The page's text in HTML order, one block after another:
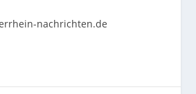
nachrichten.de